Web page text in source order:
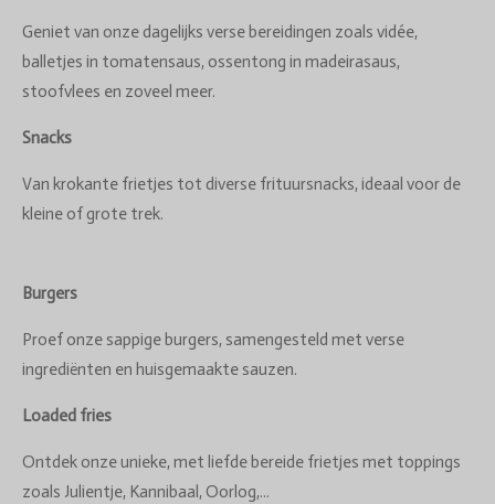
Geniet van onze dagelijks verse bereidingen zoals vidée,
balletjes in tomatensaus, ossentong in madeirasaus,
stoofvlees en zoveel meer.
Snacks
Van krokante frietjes tot diverse frituursnacks, ideaal voor de
kleine of grote trek.
Burgers
Proef onze sappige burgers, samengesteld met verse
ingrediënten en huisgemaakte sauzen.
Loaded fries
Ontdek onze unieke, met liefde bereide frietjes met toppings
zoals Julientje, Kannibaal, Oorlog,...